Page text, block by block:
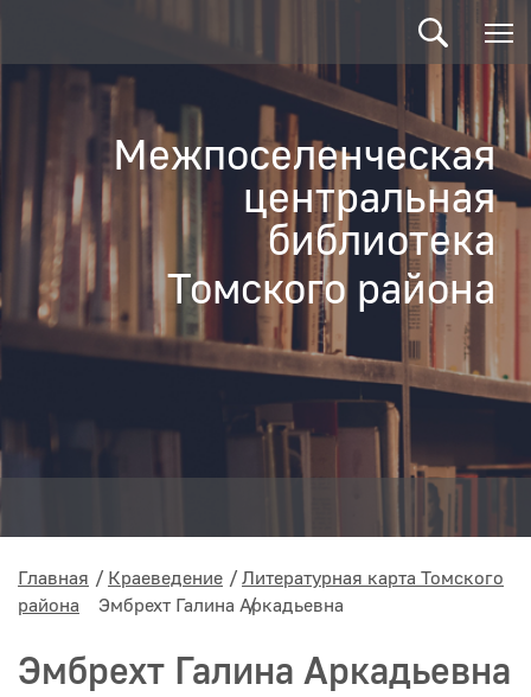
Межпоселенческая
центральная
библиотека
Томского района
Главная Краеведение
Литературная карта Томского
района
Эмбрехт Галина Аркадьевна
Эмбрехт Галина Аркадьевна